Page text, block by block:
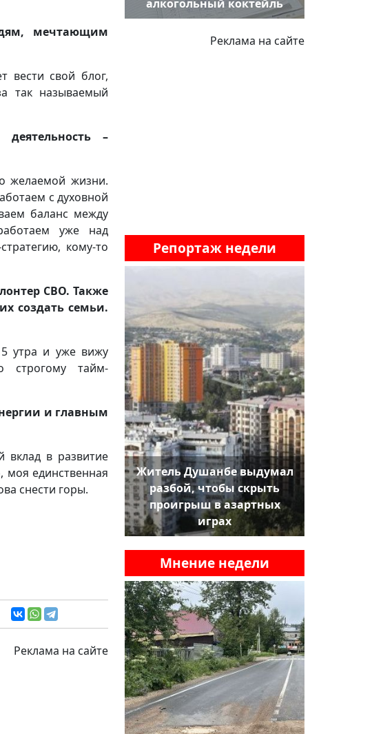
мечтающим
вести свой блог,
так называемый
–
желаемой жизни.
с духовной
баланс между
уже над
кому-то
СВО. Также
создать семьи.
утра и уже вижу
строгому тайм-
и главным
в развитие
моя единственная
снести горы.
Реклама на сайте
алкогольный коктейль
Реклама на сайте
Репортаж недели
Житель Душанбе выдумал
разбой, чтобы скрыть
проигрыш в азартных
играх
Мнение недели